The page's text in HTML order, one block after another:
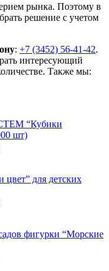
рынка. Поэтому в
решение с учетом
: +7 (3452) 56-41-42.
интересующий
Также мы:
СТЕМ “Кубики
шт)
для детских
фигурки “Морские